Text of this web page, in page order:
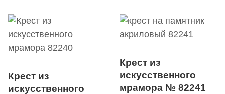
Крест из
искусственного
Крест из
искусственного
мрамора № 82241